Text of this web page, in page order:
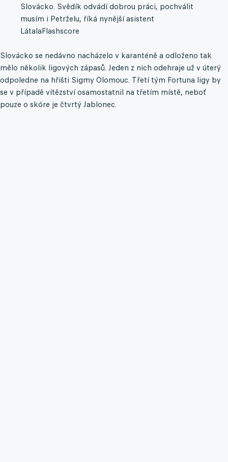
Slovácko. Svědík odvádí dobrou práci, pochválit
musím i Petrželu, říká nynější asistent
LátalaFlashscore
Slovácko se nedávno nacházelo v karanténě a odloženo tak
mělo několik ligových zápasů. Jeden z nich odehraje už v úterý
odpoledne na hřišti Sigmy Olomouc. Třetí tým Fortuna ligy by
se v případě vítězství osamostatnil na třetím místě, neboť
pouze o skóre je čtvrtý Jablonec.